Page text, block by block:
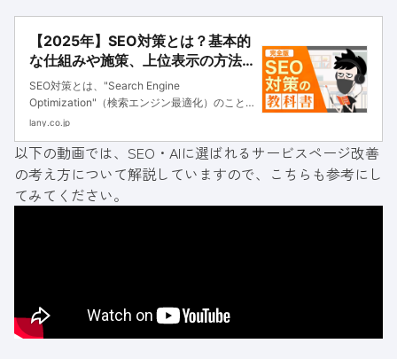
【2025年】SEO対策とは？基本的
な仕組みや施策、上位表示の方法
を事例に基づき解説｜株式会社
LANY | 企業のグロースパートナー
(The Growth Partner)
SEO対策とは、"Search Engine
Optimization"（検索エンジン最適化）のこと
です。Googleをはじめとする検索エンジン経
エンジンでホームページを上位表示...
lany.co.jp
以下の動画では、SEO・AIに選ばれるサービスページ改善
の考え方について解説していますので、こちらも参考にし
てみてください。